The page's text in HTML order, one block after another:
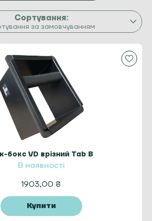
за замовчуванням
бокс VD врізний Tab B
В наявності
1903,00 ₴
Купити